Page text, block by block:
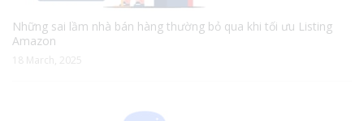
Những sai lầm nhà bán hàng thường bỏ qua khi tối ưu Listing
Amazon
18 March, 2025